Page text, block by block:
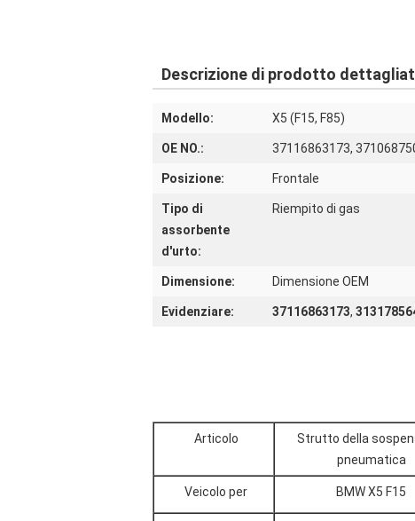
Descrizione di prodotto
Modello: X5 (F15, F85)
OE NO.: 37116863173,
Posizione: Frontale
Tipo di
assorbente
d'urto:
Riempito di gas
Dimensione: Dimensione OEM
Evidenziare: 37116863173,
Articolo
Strutto della
pneumatica
Veicolo per BMW X5 F15